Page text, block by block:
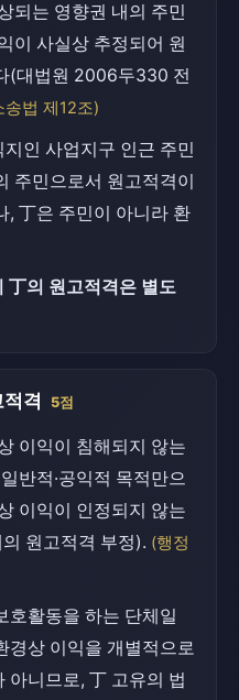
되는 영향권 내의 주민
이 사실상 추정되어 원
(대법원 2006두330 전
송법 제12조)
인 사업지구 인근 주민
주민으로서 원고적격이
, 丁은 주민이 아니라 환
丁의 원고적격은 별도
격 5점
이익이 침해되지 않는
반적·공익적 목적만으
이익이 인정되지 않는
원고적격 부정). (행정
호활동을 하는 단체일
경상 이익을 개별적으로
아니므로, 丁 고유의 법